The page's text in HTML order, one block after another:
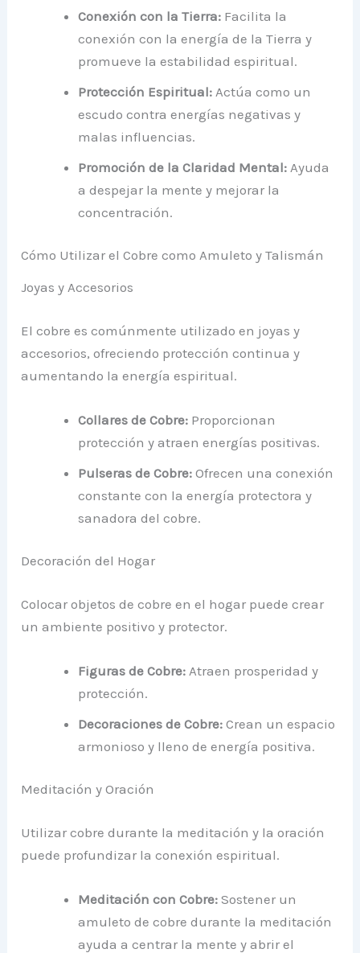
Conexión con la Tierra: Facilita la
conexión con la energía de la Tierra y
promueve la estabilidad espiritual.
Protección Espiritual: Actúa como un
escudo contra energías negativas y
malas influencias.
Promoción de la Claridad Mental: Ayuda
a despejar la mente y mejorar la
concentración.
Cómo Utilizar el Cobre como Amuleto y Talismán
Joyas y Accesorios
El cobre es comúnmente utilizado en joyas y
accesorios, ofreciendo protección continua y
aumentando la energía espiritual.
Collares de Cobre: Proporcionan
protección y atraen energías positivas.
Pulseras de Cobre: Ofrecen una conexión
constante con la energía protectora y
sanadora del cobre.
Decoración del Hogar
Colocar objetos de cobre en el hogar puede crear
un ambiente positivo y protector.
Figuras de Cobre: Atraen prosperidad y
protección.
Decoraciones de Cobre: Crean un espacio
armonioso y lleno de energía positiva.
Meditación y Oración
Utilizar cobre durante la meditación y la oración
puede profundizar la conexión espiritual.
Meditación con Cobre: Sostener un
amuleto de cobre durante la meditación
ayuda a centrar la mente y abrir el